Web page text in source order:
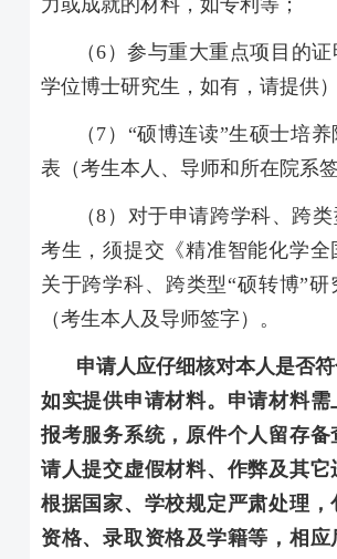
力或成就的材料，如专利等；
（6 ）参与重大重点项目的
学位博士研究生，如有，请提供）
（ 7 ）“硕博连读”生硕士培
表（考生本人、导师和所在院系签
（8 ）对于申请跨学科、跨
考生，须提交《精准智能化学全
关于跨学科、跨类型“硕转博”研
（考生本人及导师签字）。
申请人应仔细核对本人是否符
如实提供申请材料。申请材料需
报考服务系统，原件个人留存备
请人提交虚假材料、作弊及其它
根据国家、学校规定严肃处理，
资格、录取资格及学籍等，相应